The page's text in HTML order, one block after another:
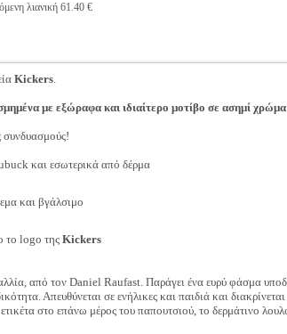
λιανική 61.40 €
Kickers.
με εξώραφα και ιδιαίτερο μοτίβο σε ασημί χρώμα
συνδυασμούς!
και εσωτερικά από δέρμα
και βγάλσιμο
το logo της Kickers
από τον Daniel Raufast. Παράγει ένα ευρύ φάσμα
Απευθύνεται σε ενήλικες και παιδιά και
στο επάνω μέρος του παπουτσιού, το δερμάτινο